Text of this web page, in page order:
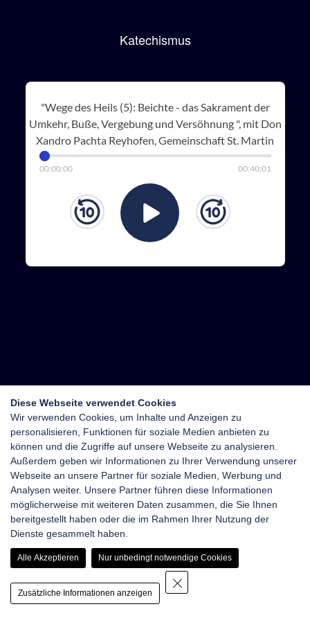
Katechismus
"Wege des Heils (5): Beichte - das Sakrament der
Umkehr, Buße, Vergebung und Versöhnung ", mit Don
Xandro Pachta Reyhofen, Gemeinschaft St. Martin
00:00:00 00:40:01
Diese Webseite verwendet Cookies
Wir verwenden Cookies, um Inhalte und Anzeigen zu
personalisieren, Funktionen für soziale Medien anbieten zu
können und die Zugriffe auf unsere Webseite zu analysieren.
Außerdem geben wir Informationen zu Ihrer Verwendung unserer
Webseite an unsere Partner für soziale Medien, Werbung und
Analysen weiter. Unsere Partner führen diese Informationen
möglicherweise mit weiteren Daten zusammen, die Sie Ihnen
bereitgestellt haben oder die im Rahmen Ihrer Nutzung der
Dienste gesammelt haben.
Alle Akzeptieren Nur unbedingt notwendige Cookies
Zusätzliche Informationen anzeigen